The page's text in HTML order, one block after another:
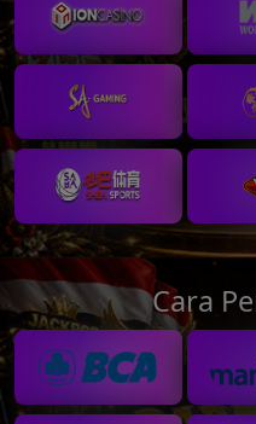
Cara